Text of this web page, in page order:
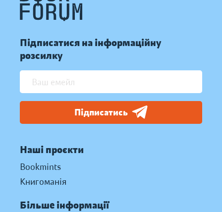
Підписатися на інформаційну
розсилку
Підписатись
Наші проєкти
Bookmints
Книгоманія
Більше інформації